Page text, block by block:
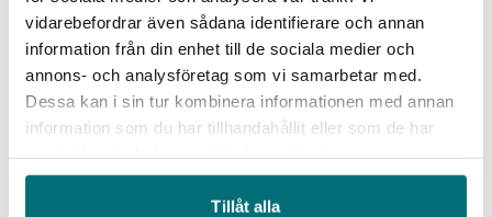
vidarebefordrar även sådana identifierare och annan
information från din enhet till de sociala medier och
annons- och analysföretag som vi samarbetar med.
Dessa kan i sin tur kombinera informationen med annan
information som du har tillhandahållit eller som de har
Tillåt alla
med koll på både affären och framtiden.
Datum/tid
2025-12-04
4 december, kl 15.00-16.00